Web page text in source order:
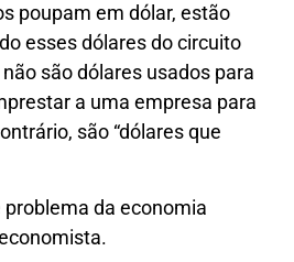
poupam em dólar, estão
esses dólares do circuito
são dólares usados para
a uma empresa para
são “dólares que
problema da economia